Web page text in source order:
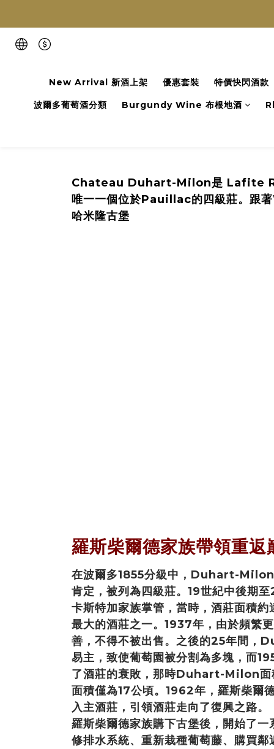
New Arrival 新酒上架 優惠套裝 特價快閃酒款
波爾多葡萄酒分類 Burgundy Wine 布根地酒
Chateau Duhart-Milon是 Lafite
唯一一個位於Pauillac的四級莊。跟
哈米隆古堡
羅斯柴爾德家族帶領重返
在波爾多1855分級中，Duhart-Milon
肯定，被列為四級莊。19世紀中後期
卡斯特加家族掌管，當時，酒莊面積
最大的酒莊之一。1937年，由於頻繁
善，不得不被出售。之後的25年間
易主，致使葡萄園被分割為多塊，而
了酒莊的衰敗，那時Duhart-Milon面
面積僅為17公頃。1962年，羅斯柴
入主酒莊，引領酒莊走向了復興之路。
羅斯柴爾德家族購下古堡後，開始了
修排水系統、重新栽種葡萄藤、購買